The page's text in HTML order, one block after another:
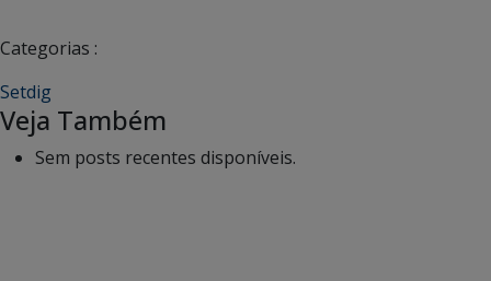
Categorias :
Setdig
Veja Também
Sem posts recentes disponíveis.